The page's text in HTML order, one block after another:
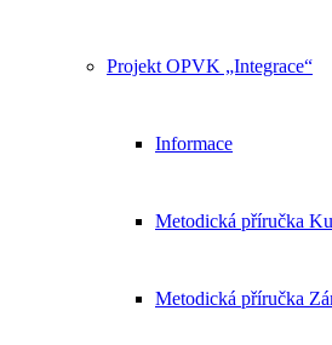
Projekt OPVK „Integrace“
Informace
Metodická příručka
Metodická příručka